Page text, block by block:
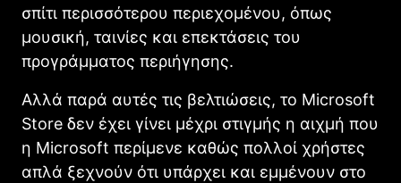
σπίτι περισσότερου περιεχομένου, όπως
μουσική, ταινίες και επεκτάσεις του
προγράμματος περιήγησης.
Αλλά παρά αυτές τις βελτιώσεις, το Microsoft
Store δεν έχει γίνει μέχρι στιγμής η αιχμή που
η Microsoft περίμενε καθώς πολλοί χρήστες
απλά ξεχνούν ότι υπάρχει και εμμένουν στο